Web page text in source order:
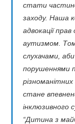
стати
заходу. Наша
адвокації
аутизмом.
слухачами,
порушеннями
стане
інклюзивного
“Дитина з